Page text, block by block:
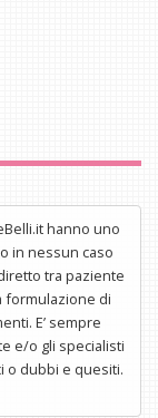
hanno uno
in nessun caso
tra paziente
formulazione di
E’ sempre
e/o gli specialisti
o dubbi e quesiti.